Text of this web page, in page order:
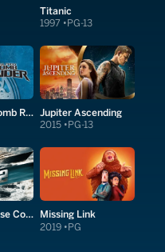
Titanic
1997 PG-13
Lara Croft: Tomb Raider Jupiter Ascending
2015 PG-13
Speed 2: Cruise Control Missing Link
2019 PG